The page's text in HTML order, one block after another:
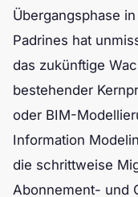
Übergangsphase
Padrines hat
das zukünftige
bestehender
oder BIM-
Information
die schrittweise
Abonnement- und